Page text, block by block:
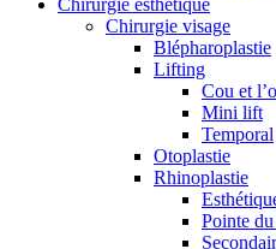
Chirurgie esthétique
Chirurgie visage
Blépharoplastie
Lifting
Cou et
Mini lift
Temporal
Otoplastie
Rhinoplastie
Pointe